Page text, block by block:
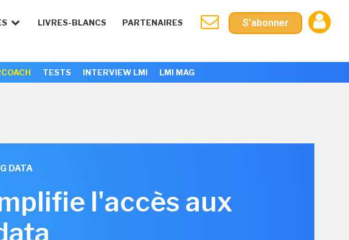
LIVRES-BLANCS PARTENAIRES S'abonner
TESTS INTERVIEW LMI LMI MAG
DATA
l'accès aux